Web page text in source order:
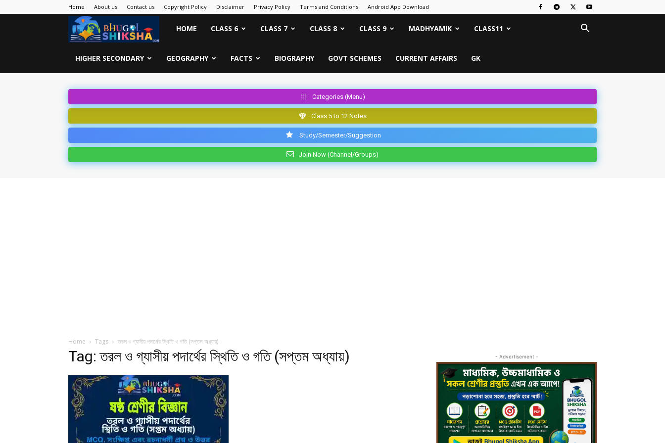
Home About us Contact us Copyright Policy Disclaimer Privacy Policy Terms and Conditions Android App Download
Bhugol
Shiksha
HOME CLASS 6 CLASS 7 CLASS 8 CLASS 9 MADHYAMIK CLASS11
HIGHER SECONDARY GEOGRAPHY FACTS BIOGRAPHY GOVT SCHEMES CURRENT AFFAIRS GK
Categories (Menu)
Class 5 to 12 Notes
Study/Semester/Suggestion
Join Now (Channel/Groups)
Home Tags তরল ও গ্যাসীয় পদার্থের স্থিতি ও গতি (সপ্তম অধ্যায়)
Tag: তরল ও গ্যাসীয় পদার্থের স্থিতি ও গতি (সপ্তম অধ্যায়) - Advertisement -